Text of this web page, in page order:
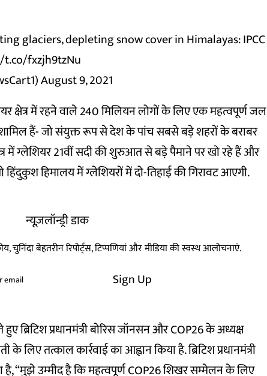
glaciers, depleting snow cover in Himalayas: IPCC
fxzjh9tzNu
August 9, 2021
क्षेत्र में रहने वाले 240 मिलियन लोगों के लिए एक महत्वपूर्ण जल
हैं- जो संयुक्त रूप से देश के पांच सबसे बड़े शहरों के बराबर
में ग्लेशियर 21वीं सदी की शुरुआत से बड़े पैमाने पर खो रहे हैं और
हिंदुकुश हिमालय में ग्लेशियरों में दो-तिहाई की गिरावट आएगी.
न्यूज़लॉन्ड्री डाक
चुनिंदा बेहतरीन रिपोर्ट्स, टिप्पणियां और मीडिया की स्वस्थ आलोचनाएं.
Sign Up
ब्रिटिश प्रधानमंत्री बोरिस जॉनसन और COP26 के अध्यक्ष
लिए तत्काल कार्रवाई का आह्वान किया है. ब्रिटिश प्रधानमंत्री
है, “मुझे उम्मीद है कि महत्वपूर्ण COP26 शिखर सम्मेलन के लिए